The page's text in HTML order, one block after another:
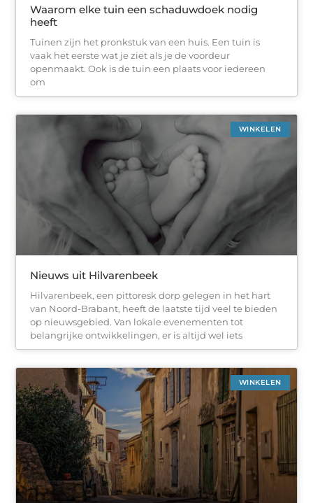
Waarom elke tuin een schaduwdoek nodig
heeft
Tuinen zijn het pronkstuk van een huis. Een tuin is
vaak het eerste wat je ziet als je de voordeur
openmaakt. Ook is de tuin een ​​plaats voor iedereen
om
WINKELEN
Nieuws uit Hilvarenbeek
Hilvarenbeek, een pittoresk dorp gelegen in het hart
van Noord-Brabant, heeft de laatste tijd veel te bieden
op nieuwsgebied. Van lokale evenementen tot
belangrijke ontwikkelingen, er is altijd wel iets
WINKELEN